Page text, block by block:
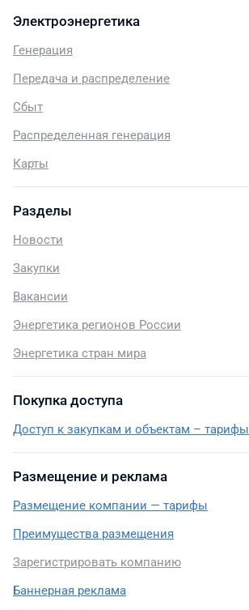
Электроэнергетика
Генерация
Передача и распределение
Сбыт
Распределенная генерация
Карты
Разделы
Новости
Закупки
Вакансии
Энергетика регионов России
Энергетика стран мира
Покупка доступа
Доступ к закупкам и объектам – тарифы
Размещение и реклама
Размещение компании — тарифы
Преимущества размещения
Зарегистрировать компанию
Баннерная реклама